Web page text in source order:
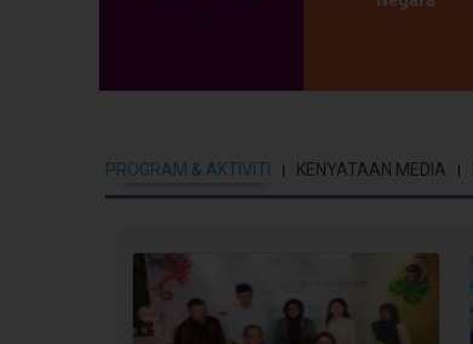
PROGRAM & AKTIVITI KENYATAAN MEDIA